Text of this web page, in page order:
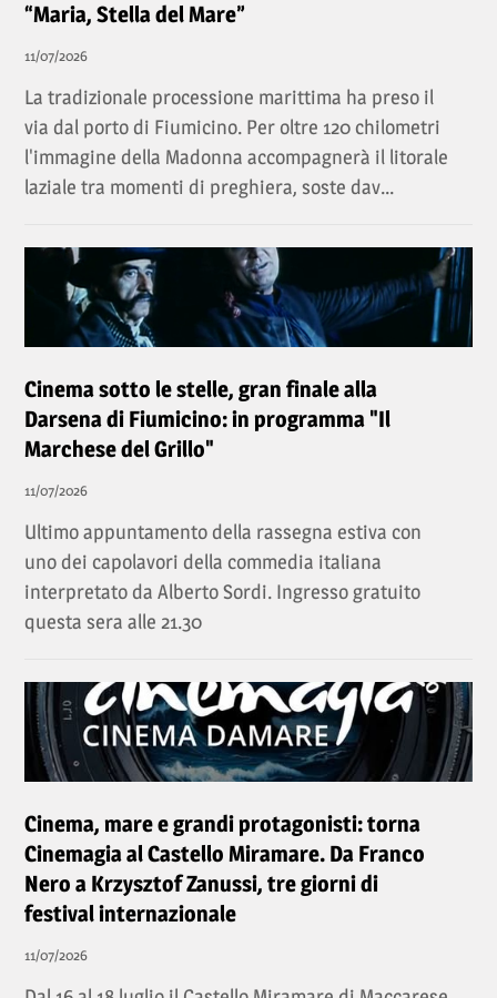
“Maria, Stella del Mare”
11/07/2026
La tradizionale processione marittima ha preso il
via dal porto di Fiumicino. Per oltre 120 chilometri
l'immagine della Madonna accompagnerà il litorale
laziale tra momenti di preghiera, soste dav...
Cinema sotto le stelle, gran finale alla
Darsena di Fiumicino: in programma "Il
Marchese del Grillo"
11/07/2026
Ultimo appuntamento della rassegna estiva con
uno dei capolavori della commedia italiana
interpretato da Alberto Sordi. Ingresso gratuito
questa sera alle 21.30
Cinema, mare e grandi protagonisti: torna
Cinemagia al Castello Miramare. Da Franco
Nero a Krzysztof Zanussi, tre giorni di
festival internazionale
11/07/2026